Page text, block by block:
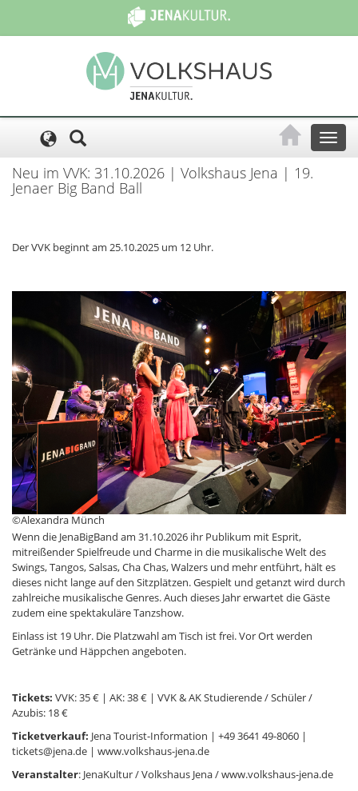
Toggle
Neu im VVK: 31.10.2026 | Volkshaus Jena | 19.
Jenaer Big Band Ball
Der VVK beginnt am 25.10.2025 um 12 Uhr.
©Alexandra Münch
Wenn die JenaBigBand am 31.10.2026 ihr Publikum mit Esprit,
mitreißender Spielfreude und Charme in die musikalische Welt des
Swings, Tangos, Salsas, Cha Chas, Walzers und mehr entführt, hält es
dieses nicht lange auf den Sitzplätzen. Gespielt und getanzt wird durch
zahlreiche musikalische Genres. Auch dieses Jahr erwartet die Gäste
zudem eine spektakuläre Tanzshow.
Einlass ist 19 Uhr. Die Platzwahl am Tisch ist frei. Vor Ort werden
Getränke und Häppchen angeboten.
Tickets: VVK: 35 € | AK: 38 € | VVK & AK Studierende / Schüler /
Azubis: 18 €
Ticketverkauf: Jena Tourist-Information | +49 3641 49-8060 |
tickets@jena.de | www.volkshaus-jena.de
Veranstalter: JenaKultur / Volkshaus Jena / www.volkshaus-jena.de